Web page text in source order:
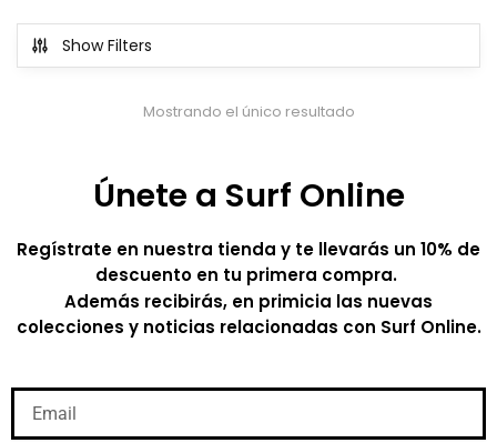
Show Filters
Mostrando el único resultado
Únete a Surf Online
Regístrate en nuestra tienda y te llevarás un 10% de
descuento en tu primera compra.
Además recibirás, en primicia las nuevas
colecciones y noticias relacionadas con Surf Online.